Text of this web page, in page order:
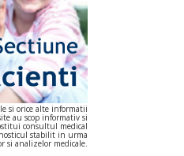
si orice alte informatii
au scop informativ si
consultul medical
stabilit in urma
si analizelor medicale.